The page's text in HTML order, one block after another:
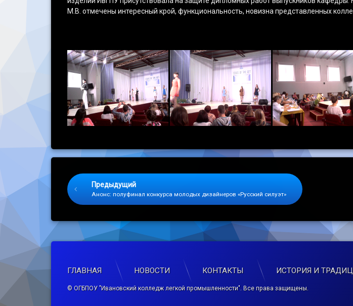
М.В. отмечены интересный крой, функциональность, новизна представленных
Keep Reading
Предыдущий
Анонс: полуфинал конкурса молодых дизайнеров «Русский силуэт»
ГЛАВНАЯ НОВОСТИ КОНТАКТЫ ИСТОРИЯ И
© ОГБПОУ "Ивановский колледж легкой промышленности". Все права защищены.